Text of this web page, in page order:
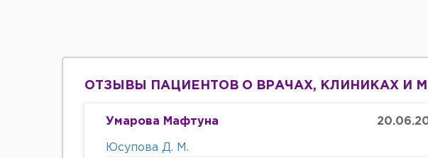
ОТЗЫВЫ ПАЦИЕНТОВ О ВРАЧАХ, КЛИНИКАХ И
Умарова Мафтуна
Юсупова Д. М.